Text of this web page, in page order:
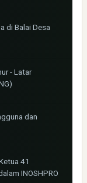
di Balai Desa
- Latar
dan
41
INOSHPRO